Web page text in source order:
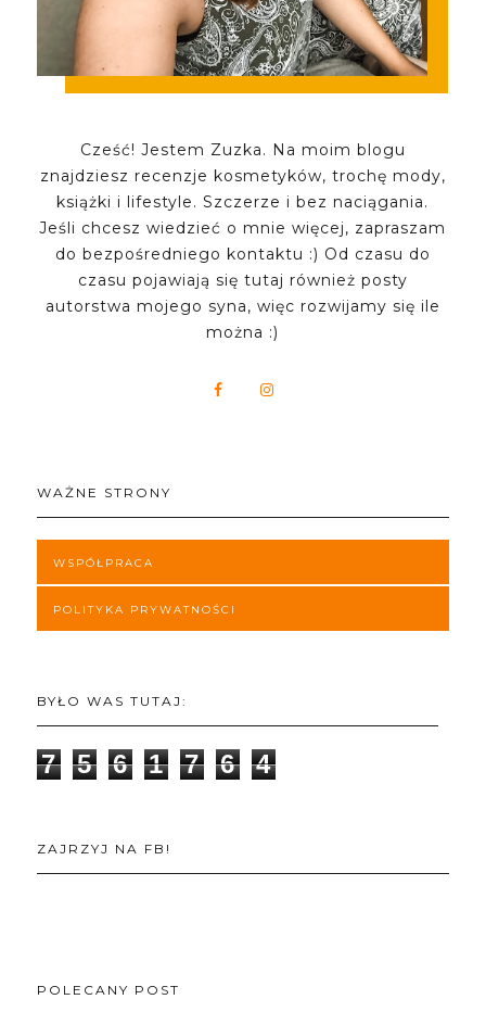
Cześć! Jestem Zuzka. Na moim blogu
znajdziesz recenzje kosmetyków, trochę mody,
książki i lifestyle. Szczerze i bez naciągania.
Jeśli chcesz wiedzieć o mnie więcej, zapraszam
do bezpośredniego kontaktu :) Od czasu do
czasu pojawiają się tutaj również posty
autorstwa mojego syna, więc rozwijamy się ile
można :)
WAŻNE STRONY
WSPÓŁPRACA
POLITYKA PRYWATNOŚCI
BYŁO WAS TUTAJ:
7 5 6 1 7 6 4
ZAJRZYJ NA FB!
POLECANY POST